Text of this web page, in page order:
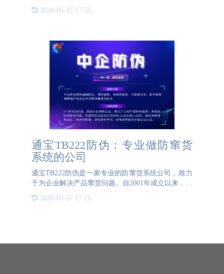
假，防伪查询技术显得尤为重要。以下是几种有效的
防伪查询方式，助力消费者擦亮双眼，守护自己的消
2026-05-25 17:55
通宝TB222防伪：专业做防窜货
系统的公司
通宝TB222防伪是一家专业的防窜货系统公司，致力
于为企业解决产品窜货问题。自2001年成立以来，通
宝TB222防伪凭借其丰富的经验和卓越的技术，已经
为全国各地乃至全球部分国家的企业提供了高效、可
2026-05-17 17:11